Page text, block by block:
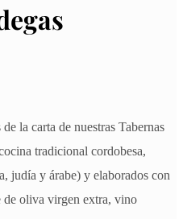
la carta de nuestras Tabernas
tradicional cordobesa,
judía y árabe) y elaborados con
de oliva virgen extra, vino